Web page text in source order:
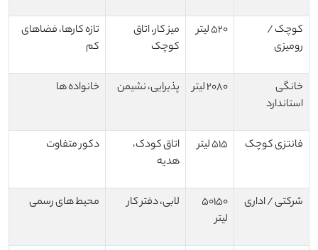
کوچک /
رومیزی
۵۲۰ لیتر
میز کار، اتاق
کوچک
تازه کارها، فضاهای
کم
خانگی
استاندارد
۲۰۸۰ لیتر پذیرایی، نشیمن خانواده ها
فانتزی کوچک ۵۱۵ لیتر
اتاق کودک،
هدیه
دکور متفاوت
شرکتی / اداری
۵۰۱۵۰
لیتر
لابی، دفتر کار محیط های رسمی